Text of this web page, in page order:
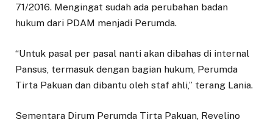
71/2016. Mengingat sudah ada perubahan badan
hukum dari PDAM menjadi Perumda.
“Untuk pasal per pasal nanti akan dibahas di internal
Pansus, termasuk dengan bagian hukum, Perumda
Tirta Pakuan dan dibantu oleh staf ahli,” terang Lania.
Sementara Dirum Perumda Tirta Pakuan, Revelino